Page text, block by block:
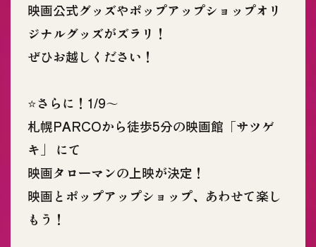
映画公式グッズやポップアップショップオリ
ジナルグッズがズラリ！
ぜひお越しください！
⭐️さらに！1/9〜
札幌PARCOから徒歩5分の映画館「サツゲ
キ」 にて
映画タローマンの上映が決定！
映画とポップアップショップ、あわせて楽し
もう！